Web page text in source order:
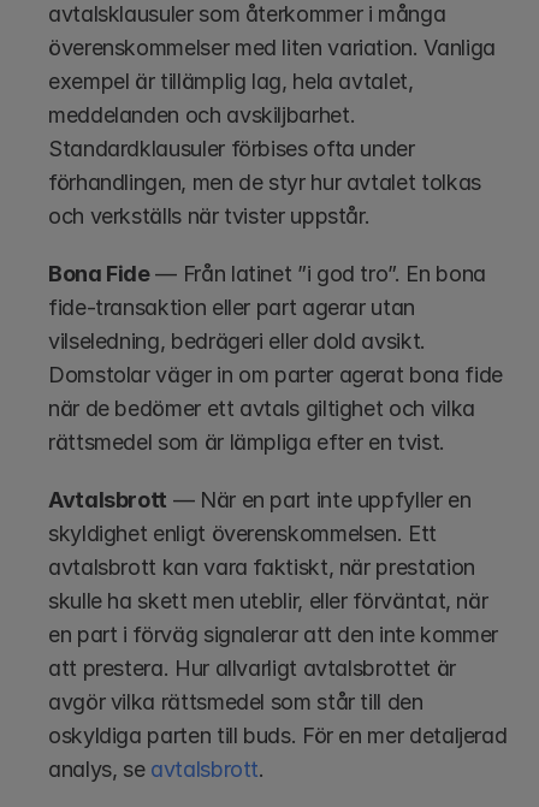
avtalsklausuler som återkommer i många
överenskommelser med liten variation. Vanliga
exempel är tillämplig lag, hela avtalet,
meddelanden och avskiljbarhet.
Standardklausuler förbises ofta under
förhandlingen, men de styr hur avtalet tolkas
och verkställs när tvister uppstår.
Bona Fide — Från latinet ”i god tro”. En bona
fide-transaktion eller part agerar utan
vilseledning, bedrägeri eller dold avsikt.
Domstolar väger in om parter agerat bona fide
när de bedömer ett avtals giltighet och vilka
rättsmedel som är lämpliga efter en tvist.
Avtalsbrott — När en part inte uppfyller en
skyldighet enligt överenskommelsen. Ett
avtalsbrott kan vara faktiskt, när prestation
skulle ha skett men uteblir, eller förväntat, när
en part i förväg signalerar att den inte kommer
att prestera. Hur allvarligt avtalsbrottet är
avgör vilka rättsmedel som står till den
oskyldiga parten till buds. För en mer detaljerad
analys, se avtalsbrott.